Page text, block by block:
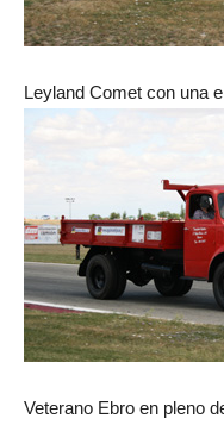
Leyland Comet con una
Veterano Ebro en pleno